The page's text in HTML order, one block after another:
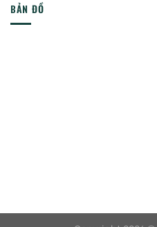
BẢN ĐỒ